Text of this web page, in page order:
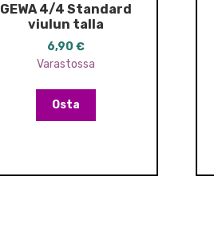
GEWA 4/4 Standard
viulun talla
6,90€
Varastossa
Osta